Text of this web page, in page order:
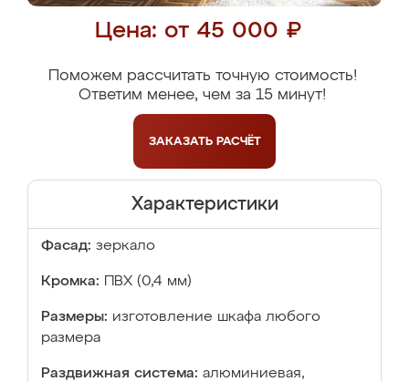
Цена: от 45 000 ₽
Поможем рассчитать точную стоимость!
Ответим менее, чем за 15 минут!
ЗАКАЗАТЬ РАСЧЁТ
Характеристики
Фасад: зеркало
Кромка: ПВХ (0,4 мм)
Размеры: изготовление шкафа любого
размера
Раздвижная система: алюминиевая,